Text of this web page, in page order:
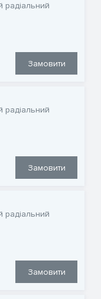
радіальний
Замовити
радіальний
Замовити
радіальний
Замовити